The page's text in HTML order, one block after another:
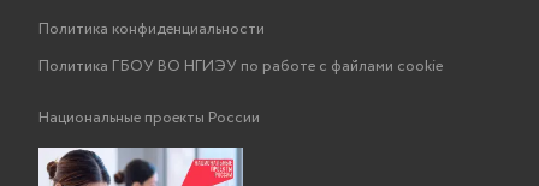
Политика конфиденциальности
Политика ГБОУ ВО НГИЭУ по работе с файлами cookie
Национальные проекты России